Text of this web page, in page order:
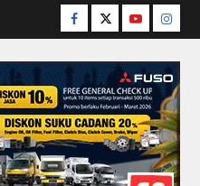
Facebook
TwitterYoutube